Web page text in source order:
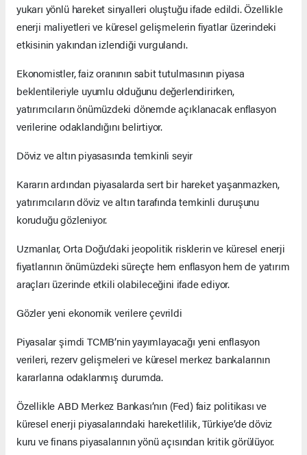
yukarı yönlü hareket sinyalleri oluştuğu ifade edildi. Özellikle
enerji maliyetleri ve küresel gelişmelerin fiyatlar üzerindeki
etkisinin yakından izlendiği vurgulandı.
Ekonomistler, faiz oranının sabit tutulmasının piyasa
beklentileriyle uyumlu olduğunu değerlendirirken,
yatırımcıların önümüzdeki dönemde açıklanacak enflasyon
verilerine odaklandığını belirtiyor.
Döviz ve altın piyasasında temkinli seyir
Kararın ardından piyasalarda sert bir hareket yaşanmazken,
yatırımcıların döviz ve altın tarafında temkinli duruşunu
koruduğu gözleniyor.
Uzmanlar, Orta Doğu’daki jeopolitik risklerin ve küresel enerji
fiyatlarının önümüzdeki süreçte hem enflasyon hem de yatırım
araçları üzerinde etkili olabileceğini ifade ediyor.
Gözler yeni ekonomik verilere çevrildi
Piyasalar şimdi TCMB’nin yayımlayacağı yeni enflasyon
verileri, rezerv gelişmeleri ve küresel merkez bankalarının
kararlarına odaklanmış durumda.
Özellikle ABD Merkez Bankası’nın (Fed) faiz politikası ve
küresel enerji piyasalarındaki hareketlilik, Türkiye’de döviz
kuru ve finans piyasalarının yönü açısından kritik görülüyor.